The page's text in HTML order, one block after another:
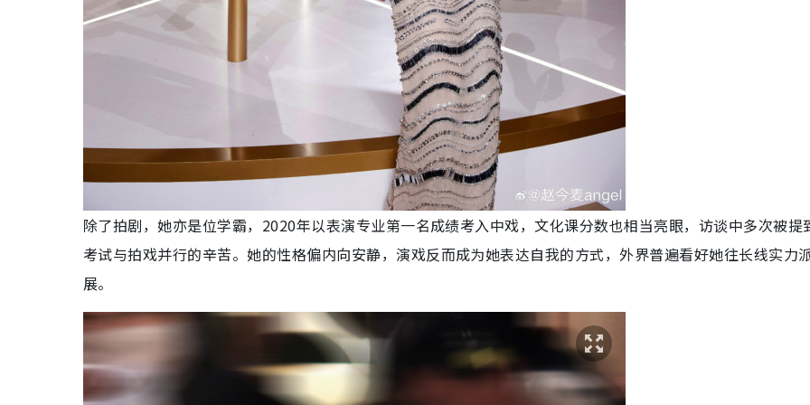
除了拍剧，她亦是位学霸，2020年以表演专业第一名成绩考入中戏，文化课分数也相当亮眼，访谈中多次被提
考试与拍戏并行的辛苦。她的性格偏内向安静，演戏反而成为她表达自我的方式，外界普遍看好她往长线实力
展。